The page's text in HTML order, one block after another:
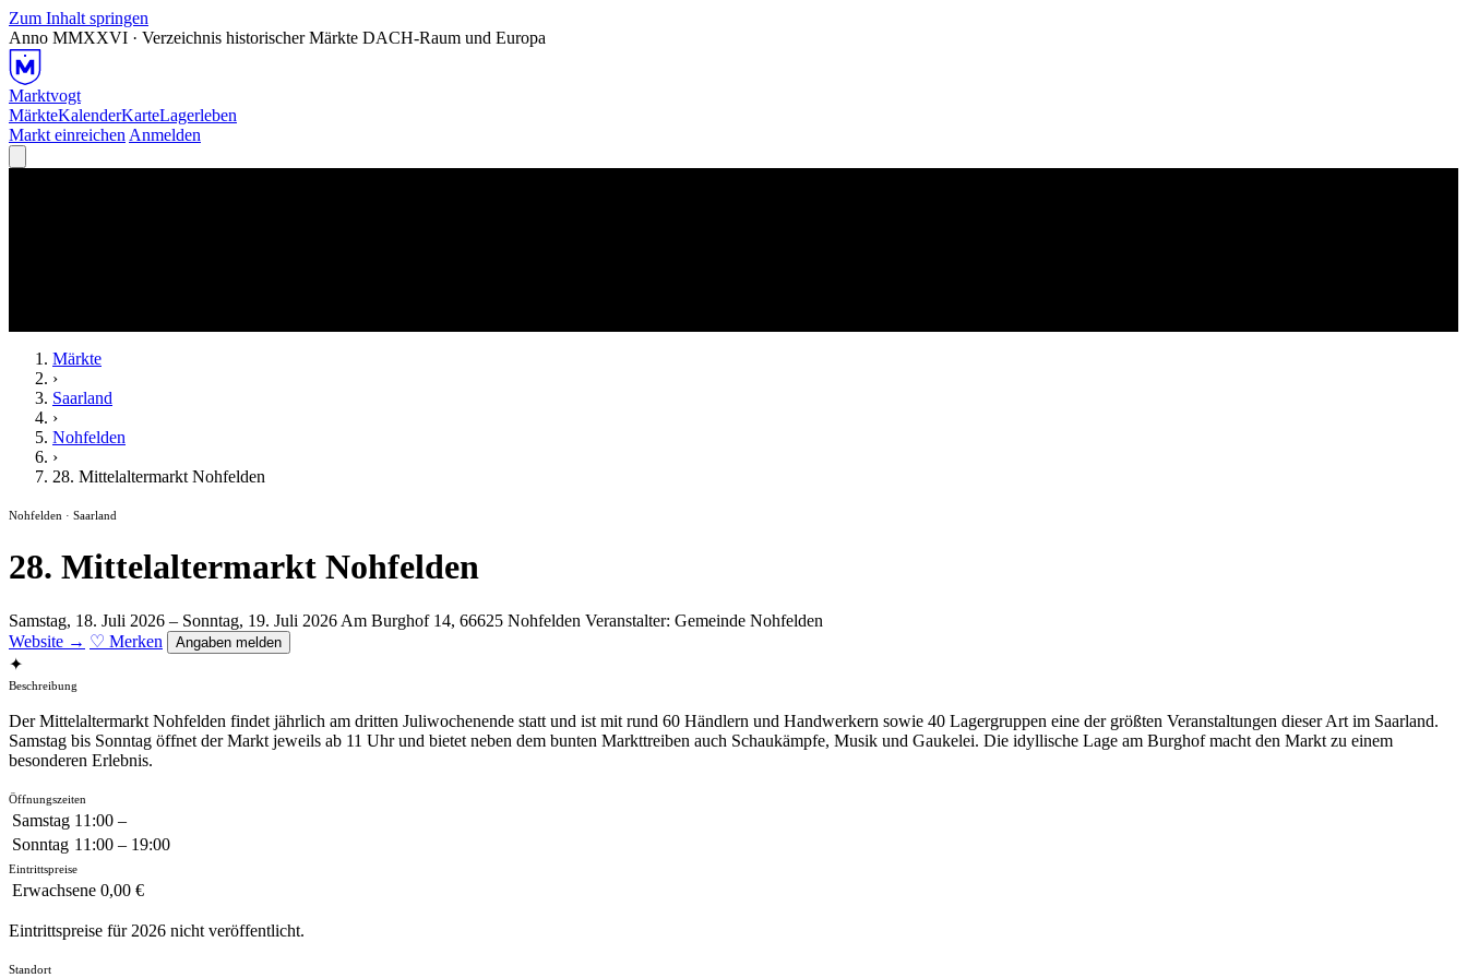
Zum Inhalt springen
Anno MMXXVI · Verzeichnis historischer Märkte DACH-Raum und Europa
Marktvogt
MärkteKalenderKarteLagerleben
Markt einreichen Anmelden
Märkte
›
Saarland
›
Nohfelden
›
28. Mittelaltermarkt Nohfelden
Nohfelden · Saarland
28. Mittelaltermarkt Nohfelden
Samstag, 18. Juli 2026 – Sonntag, 19. Juli 2026 Am Burghof 14, 66625 Nohfelden Veranstalter: Gemeinde Nohfelden
Website → ♡ Merken Angaben melden
✦
Beschreibung
Der Mittelaltermarkt Nohfelden findet jährlich am dritten Juliwochenende statt und ist mit rund 60 Händlern und Handwerkern sowie 40 Lagergruppen eine der größten Veranstaltungen dieser Art im Saarland.
Samstag bis Sonntag öffnet der Markt jeweils ab 11 Uhr und bietet neben dem bunten Markttreiben auch Schaukämpfe, Musik und Gaukelei. Die idyllische Lage am Burghof macht den Markt zu einem
besonderen Erlebnis.
Öffnungszeiten
Samstag 11:00 –
Sonntag 11:00 – 19:00
Eintrittspreise
Erwachsene 0,00 €
Eintrittspreise für 2026 nicht veröffentlicht.
Standort